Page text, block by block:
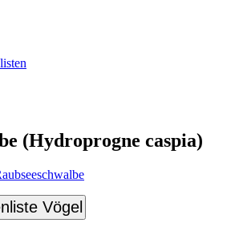
(Hydroprogne caspia)
Vögel